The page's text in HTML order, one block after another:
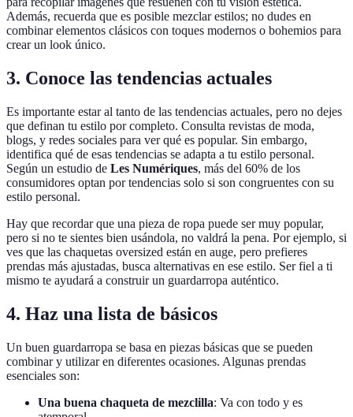
Además, recuerda que es posible mezclar estilos; no dudes en
combinar elementos clásicos con toques modernos o bohemios para
crear un look único.
3. Conoce las tendencias actuales
Es importante estar al tanto de las tendencias actuales, pero no dejes
que definan tu estilo por completo. Consulta revistas de moda,
blogs, y redes sociales para ver qué es popular. Sin embargo,
identifica qué de esas tendencias se adapta a tu estilo personal.
Según un estudio de Les Numériques, más del 60% de los
consumidores optan por tendencias solo si son congruentes con su
estilo personal.
Hay que recordar que una pieza de ropa puede ser muy popular,
pero si no te sientes bien usándola, no valdrá la pena. Por ejemplo, si
ves que las chaquetas oversized están en auge, pero prefieres
prendas más ajustadas, busca alternativas en ese estilo. Ser fiel a ti
mismo te ayudará a construir un guardarropa auténtico.
4. Haz una lista de básicos
Un buen guardarropa se basa en piezas básicas que se pueden
combinar y utilizar en diferentes ocasiones. Algunas prendas
esenciales son:
Una buena chaqueta de mezclilla: Va con todo y es